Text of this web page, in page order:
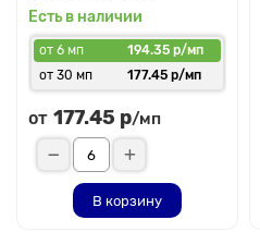
Есть в наличии
от 6 мп
194.35 р/мп
от 30 мп
177.45 р/мп
от 177.45 р/мп
В корзину